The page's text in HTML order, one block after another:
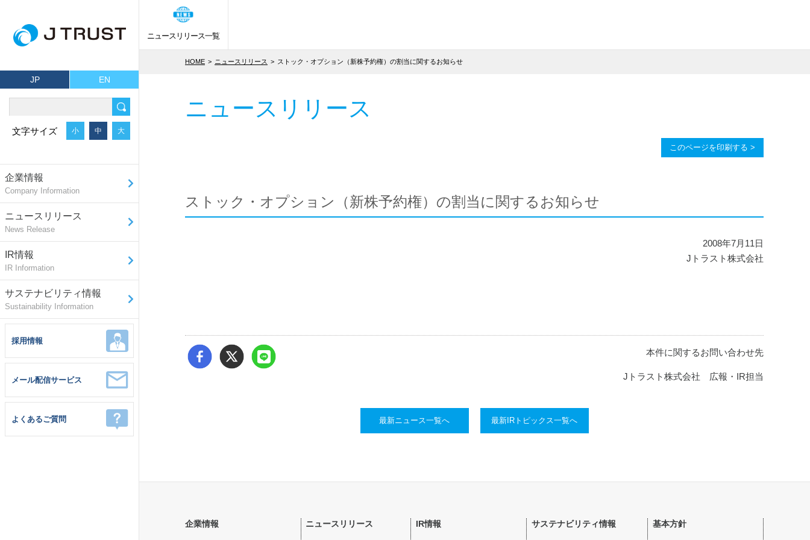
JP EN
文字サイズ 小 中 大
企業情報
Company Information
ニュースリリース
News Release
IR情報
IR Information
サステナビリティ情報
Sustainability Information
採用情報
メール配信サービス
よくあるご質問
ニュースリリース一覧
HOME ニュースリリース ストック・オプション（新株予約権）の割当に関するお知らせ
ニュースリリース
このページを印刷する >
ストック・オプション（新株予約権）の割当に関するお知らせ
2008年7月11日
Jトラスト株式会社
本件に関するお問い合わせ先
Jトラスト株式会社 広報・IR担当
最新ニュース一覧へ 最新IRトピックス一覧へ
企業情報 ニュースリリース IR情報 サステナビリティ情報 基本方針